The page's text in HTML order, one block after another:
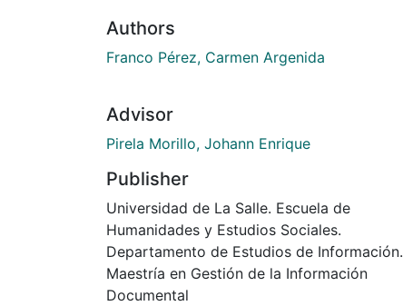
Authors
Franco Pérez, Carmen Argenida
Advisor
Pirela Morillo, Johann Enrique
Publisher
Universidad de La Salle. Escuela de
Humanidades y Estudios Sociales.
Departamento de Estudios de Información.
Maestría en Gestión de la Información
Documental